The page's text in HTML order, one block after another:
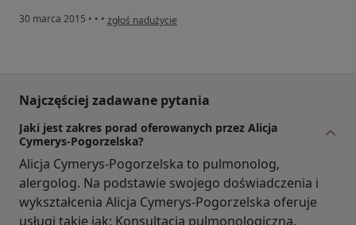
30 marca 2015 • • • w opinii użytkownika Konto zostało usunięte
zgłoś nadużycie
Najczęściej zadawane pytania
Jaki jest zakres porad oferowanych przez Alicja
Cymerys-Pogorzelska?
Alicja Cymerys-Pogorzelska to pulmonolog,
alergolog. Na podstawie swojego doświadczenia i
wykształcenia Alicja Cymerys-Pogorzelska oferuje
usługi takie jak: Konsultacja pulmonologiczna.